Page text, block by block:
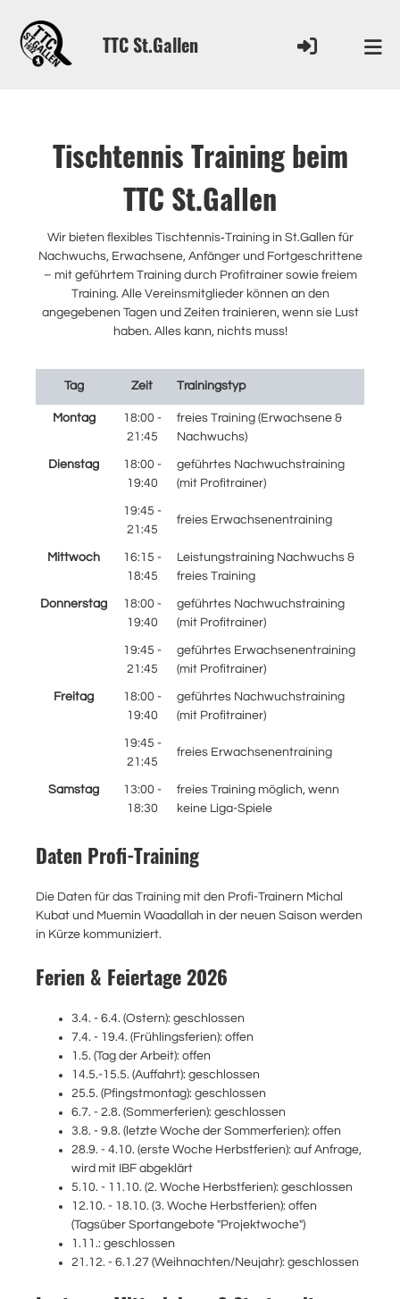
TTC St.Gallen
Tischtennis Training beim
TTC St.Gallen
Wir bieten flexibles Tischtennis‑Training in St.Gallen für
Nachwuchs, Erwachsene, Anfänger und Fortgeschrittene
– mit geführtem Training durch Profitrainer sowie freiem
Training. Alle Vereinsmitglieder können an den
angegebenen Tagen und Zeiten trainieren, wenn sie Lust
haben. Alles kann, nichts muss!
Tag Zeit Trainingstyp
Montag
18:00 -
21:45
freies Training (Erwachsene &
Nachwuchs)
Dienstag
18:00 -
19:40
geführtes Nachwuchstraining
(mit Profitrainer)
19:45 -
21:45
freies Erwachsenentraining
Mittwoch
16:15 -
18:45
Leistungstraining Nachwuchs &
freies Training
Donnerstag
18:00 -
19:40
geführtes Nachwuchstraining
(mit Profitrainer)
19:45 -
21:45
geführtes Erwachsenentraining
(mit Profitrainer)
Freitag
18:00 -
19:40
geführtes Nachwuchstraining
(mit Profitrainer)
19:45 -
21:45
freies Erwachsenentraining
Samstag
13:00 -
18:30
freies Training möglich, wenn
keine Liga-Spiele
Daten Profi-Training
Die Daten für das Training mit den Profi-Trainern Michal
Kubat und Muemin Waadallah in der neuen Saison werden
in Kürze kommuniziert.
Ferien & Feiertage 2026
3.4. - 6.4. (Ostern): geschlossen
7.4. - 19.4. (Frühlingsferien): offen
1.5. (Tag der Arbeit): offen
14.5.-15.5. (Auffahrt): geschlossen
25.5. (Pfingstmontag): geschlossen
6.7. - 2.8. (Sommerferien): geschlossen
3.8. - 9.8. (letzte Woche der Sommerferien): offen
28.9. - 4.10. (erste Woche Herbstferien): auf Anfrage,
wird mit IBF abgeklärt
5.10. - 11.10. (2. Woche Herbstferien): geschlossen
12.10. - 18.10. (3. Woche Herbstferien): offen
(Tagsüber Sportangebote "Projektwoche")
1.11.: geschlossen
21.12. - 6.1.27 (Weihnachten/Neujahr): geschlossen